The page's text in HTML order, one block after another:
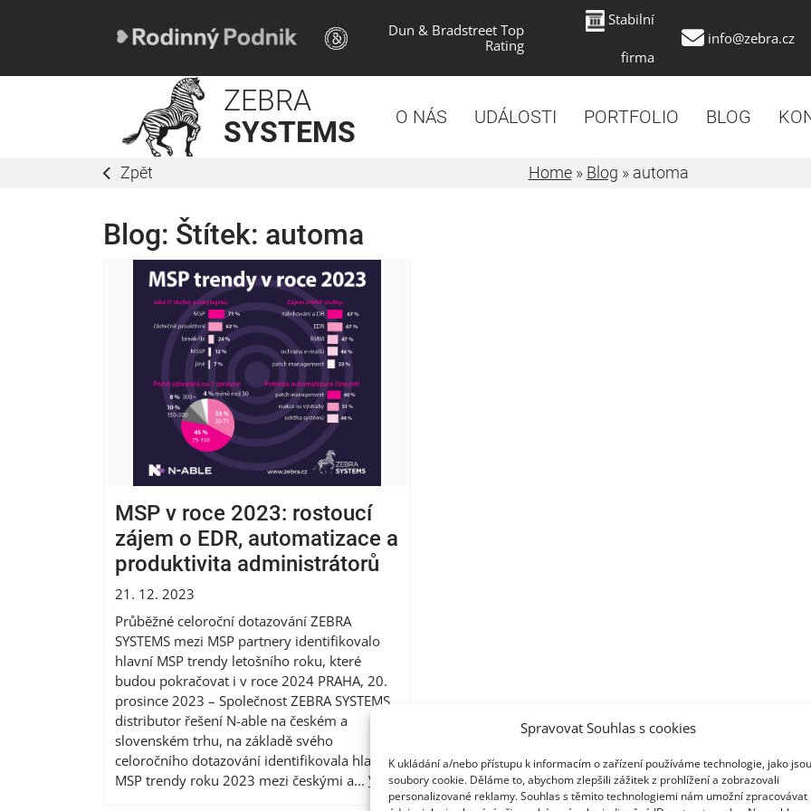
Spravovat Souhlas s cookies
K ukládání a/nebo přístupu k informacím o zařízení používáme technologie, jako jsou
soubory cookie. Děláme to, abychom zlepšili zážitek z prohlížení a zobrazovali
personalizované reklamy. Souhlas s těmito technologiemi nám umožní zpracovávat
Dun & Bradstreet Top
Rating
Stabilní
firma
info@zebra.cz
ZEBRA
SYSTEMS
O NÁS UDÁLOSTI PORTFOLIO BLOG
Zpět Home» Blog » automa
Blog: Štítek: automa
MSP v roce 2023: rostoucí
zájem o EDR, automatizace a
produktivita administrátorů
21. 12. 2023
Průběžné celoroční dotazování ZEBRA
SYSTEMS mezi MSP partnery identifikovalo
hlavní MSP trendy letošního roku, které
budou pokračovat i v roce 2024 PRAHA, 20.
prosince 2023 – Společnost ZEBRA SYSTEMS,
distributor řešení N-able na českém a
slovenském trhu, na základě svého
celoročního dotazování identifikovala hlavní
MSP trendy roku 2023 mezi českými a... Více